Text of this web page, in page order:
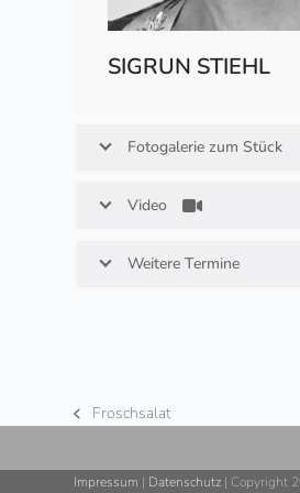
SIGRUN STIEHL
Fotogalerie zum Stück
Video
Weitere Termine
vorheriger
Froschsalat
Impressum | Datenschutz | Copyright